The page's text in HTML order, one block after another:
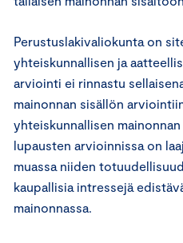
Perustuslakivaliokunta on
yhteiskunnallisen ja
arviointi ei rinnastu
mainonnan sisällön
yhteiskunnallisen
lupausten arvioinnissa on
muassa niiden
kaupallisia intressejä
mainonnassa.